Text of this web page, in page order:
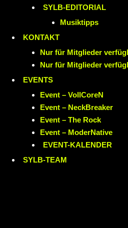
SYLB-EDITORIAL
Musiktipps
KONTAKT
Nur für Mitglieder
Nur für Mitglieder
EVENTS
Event – VollCoreN
Event – NeckBreaker
Event – The Rock
Event – ModerNative
EVENT-KALENDER
SYLB-TEAM